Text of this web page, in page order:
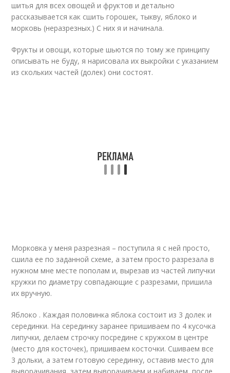
шитья для всех овощей и фруктов и детально
рассказывается как сшить горошек, тыкву, яблоко и
морковь (неразрезных.) С них я и начинала.
Фрукты и овощи, которые шьются по тому же принципу
описывать не буду, я нарисовала их выкройки с указанием
из скольких частей (долек) они состоят.
Морковка у меня разрезная – поступила я с ней просто,
сшила ее по заданной схеме, а затем просто разрезала в
нужном мне месте пополам и, вырезав из частей липучки
кружки по диаметру совпадающие с разрезами, пришила
их вручную.
Яблоко . Каждая половинка яблока состоит из 3 долек и
серединки. На серединку заранее пришиваем по 4 кусочка
липучки, делаем строчку посредине с кружком в центре
(место для косточек), пришиваем косточки. Сшиваем все
3 дольки, а затем готовую серединку, оставив место для